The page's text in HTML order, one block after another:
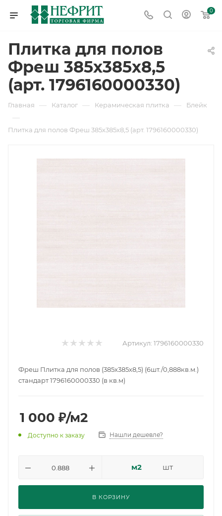
0
Плитка для полов
Фреш 385х385х8,5
(арт. 1796160000330)
Главная — Каталог — Керамическая плитка — Блейк
—
Плитка для полов Фреш 385х385х8,5 (арт. 1796160000330)
Артикул: 1796160000330
Фреш Плитка для полов (385х385х8,5) (6шт./0,888кв.м.)
стандарт 1796160000330 (в кв.м)
1 000 ₽/м2
Доступно к заказу Нашли дешевле?
м2 шт
В КОРЗИНУ